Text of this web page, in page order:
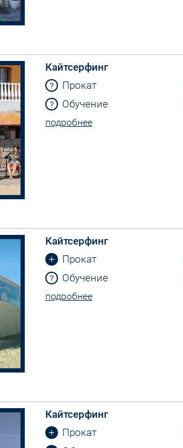
Кайтсерфинг
Прокат
Обучение
подробнее
Кайтсерфинг
Прокат
Обучение
подробнее
Кайтсерфинг
Прокат